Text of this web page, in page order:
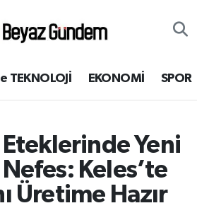
TEKNOLOJİ EKONOMİ SPOR
Eteklerinde Yeni
Keles’te
Üretime Hazır
ve Fikstür